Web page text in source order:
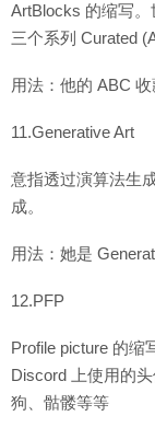
ArtBlocks 的缩写
三个系列 Curated
用法：他的 ABC
11.Generative Art
意指透过演算法生
成。
用法：她是
12.PFP
Profile picture 的缩
Discord 上使用的
狗、骷髅等等